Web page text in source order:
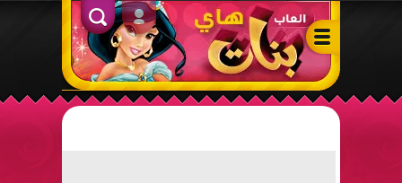
ألعاب بنات هاي – أفضل ألعاب تلبيس، مكياج، طبخ وأنشطة ممتعة
الدخول